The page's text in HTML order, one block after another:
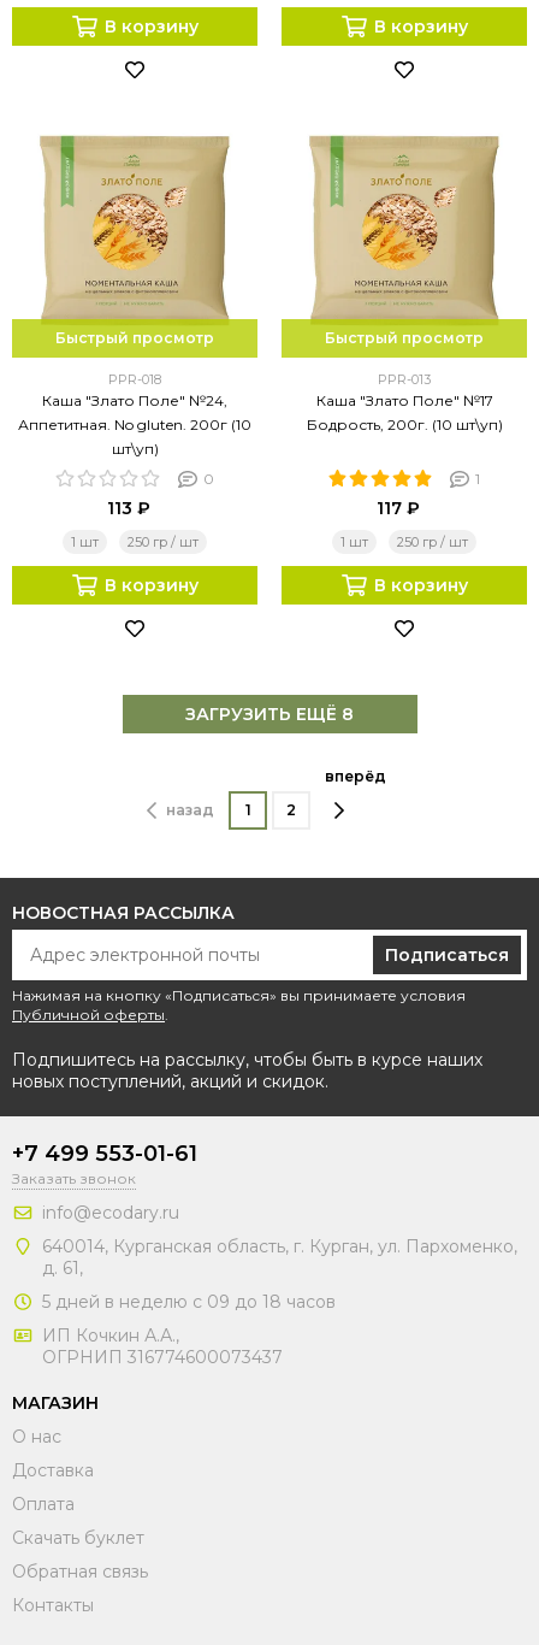
В корзину В корзину
Быстрый просмотр
PPR-018
Каша "Злато Поле" №24,
Аппетитная. No gluten. 200г (10
шт\уп)
0
113 ₽
1 шт 250 гр / шт
В корзину
Быстрый просмотр
PPR-013
Каша "Злато Поле" №17
Бодрость, 200г. (10 шт\уп)
1
117 ₽
1 шт 250 гр / шт
В корзину
ЗАГРУЗИТЬ ЕЩЁ 8
назад 1 2
вперёд
НОВОСТНАЯ РАССЫЛКА
Подписаться
Нажимая на кнопку «Подписаться» вы принимаете условия
Публичной оферты.
Подпишитесь на рассылку, чтобы быть в курсе наших
новых поступлений, акций и скидок.
+7 499 553-01-61
Заказать звонок
info@ecodary.ru
640014, Курганская область, г. Курган, ул. Пархоменко,
д. 61,
5 дней в неделю с 09 до 18 часов
ИП Кочкин А.А.,
ОГРНИП 316774600073437
МАГАЗИН
О нас
Доставка
Оплата
Скачать буклет
Обратная связь
Контакты